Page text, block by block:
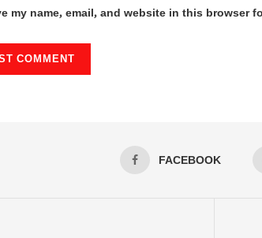
my name, email, and website in this browser
FACEBOOK